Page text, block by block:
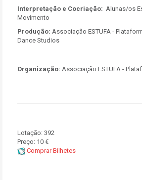
Interpretação e Cocriação: Alunas/os
Movimento
Produção: Associação ESTUFA -
Dance Studios
Organização: Associação ESTUFA -
Lotação: 392
Preço: 10 €
Comprar Bilhetes